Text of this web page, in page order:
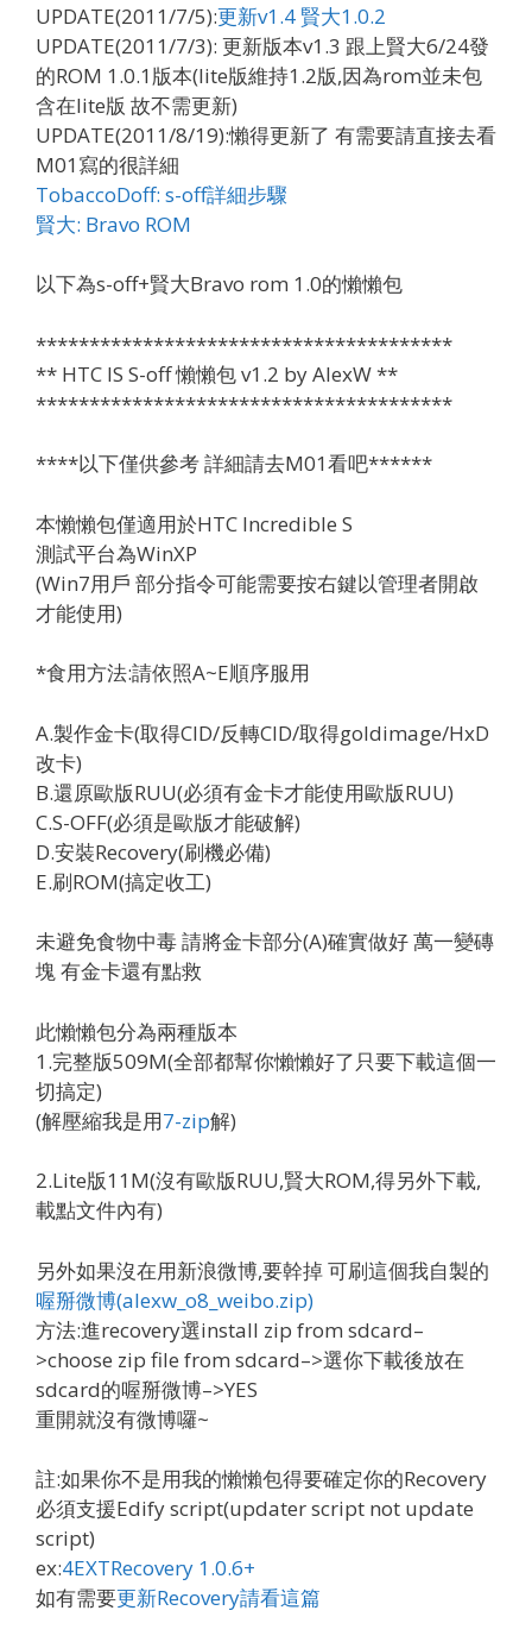
UPDATE(2011/7/5):更新v1.4 賢大1.0.2
UPDATE(2011/7/3): 更新版本v1.3 跟上賢大6/24發
的ROM 1.0.1版本(lite版維持1.2版,因為rom並未包
含在lite版 故不需更新)
UPDATE(2011/8/19):懶得更新了 有需要請直接去看
M01寫的很詳細
TobaccoDoff: s-off詳細步驟
賢大: Bravo ROM
以下為s-off+賢大Bravo rom 1.0的懶懶包
***************************************
** HTC IS S-off 懶懶包 v1.2 by AlexW **
***************************************
****以下僅供參考 詳細請去M01看吧******
本懶懶包僅適用於HTC Incredible S
測試平台為WinXP
(Win7用戶 部分指令可能需要按右鍵以管理者開啟
才能使用)
*食用方法:請依照A~E順序服用
A.製作金卡(取得CID/反轉CID/取得goldimage/HxD
改卡)
B.還原歐版RUU(必須有金卡才能使用歐版RUU)
C.S-OFF(必須是歐版才能破解)
D.安裝Recovery(刷機必備)
E.刷ROM(搞定收工)
未避免食物中毒 請將金卡部分(A)確實做好 萬一變磚
塊 有金卡還有點救
此懶懶包分為兩種版本
1.完整版509M(全部都幫你懶懶好了只要下載這個一
切搞定)
(解壓縮我是用7-zip解)
2.Lite版11M(沒有歐版RUU,賢大ROM,得另外下載,
載點文件內有)
另外如果沒在用新浪微博,要幹掉 可刷這個我自製的
喔掰微博(alexw_o8_weibo.zip)
方法:進recovery選install zip from sdcard–
>choose zip file from sdcard–>選你下載後放在
sdcard的喔掰微博–>YES
重開就沒有微博囉~
註:如果你不是用我的懶懶包得要確定你的Recovery
必須支援Edify script(updater script not update
script)
ex:4EXTRecovery 1.0.6+
如有需要更新Recovery請看這篇